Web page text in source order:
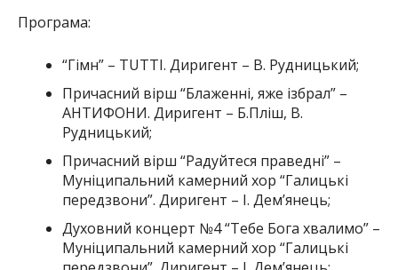
Програма:
“Гімн” – TUTTI. Диригент – В. Рудницький;
Причасний вірш “Блаженні, яже ізбрал” –
АНТИФОНИ. Диригент – Б.Пліш, В.
Рудницький;
Причасний вірш “Радуйтеся праведні” –
Муніципальний камерний хор “Галицькі
передзвони”. Диригент – І. Демʼянець;
Духовний концерт №4 “Тебе Бога хвалимо” –
Муніципальний камерний хор “Галицькі